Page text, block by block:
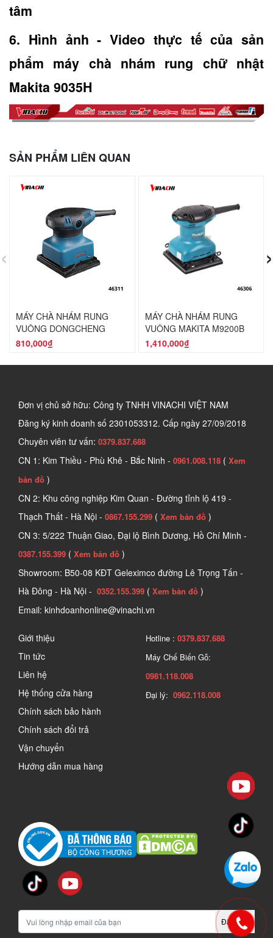
tâm
6. Hình ảnh - Video thực tế của sản
phẩm máy chà nhám rung chữ nhật
Makita 9035H
SẢN PHẨM LIÊN QUAN
MÁY CHÀ NHÁM RUNG
VUÔNG DONGCHENG
DSB03-100S
810,000₫
MÁY CHÀ NHÁM RUNG
VUÔNG MAKITA M9200B
180W
1,410,000₫
‹ ›
Đơn vị chủ sở hữu: Công ty TNHH VINACHI VIỆT NAM
Đăng ký kinh doanh số 2301053312. Cấp ngày 27/09/2018
Chuyên viên tư vấn: 0379.837.688
CN 1: Kim Thiều - Phù Khê - Bắc Ninh - 0961.008.118 ( Xem
bản đồ )
CN 2: Khu công nghiệp Kim Quan - Đường tỉnh lộ 419 -
Thạch Thất - Hà Nội - 0867.155.299 ( Xem bản đồ )
CN 3: 5/222 Thuận Giao, Đại lộ Bình Dương, Hồ Chí Minh -
0387.155.399 ( Xem bản đồ )
Showroom: B50-08 KĐT Geleximco đường Lê Trọng Tấn -
Hà Đông - Hà Nội - 0352.155.399 ( Xem bản đồ )
Email: kinhdoanhonline@vinachi.vn
Giới thiệu
Tin tức
Liên hệ
Hệ thống cửa hàng
Chính sách bảo hành
Chính sách đổi trả
Vận chuyển
Hướng dẫn mua hàng
Hotline : 0379.837.688
Máy Chế Biến Gỗ:
0981.118.008
Đại lý: 0962.118.008
Đăng ký